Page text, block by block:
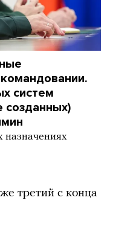
систем
созданных)
назначениях
третий с конца